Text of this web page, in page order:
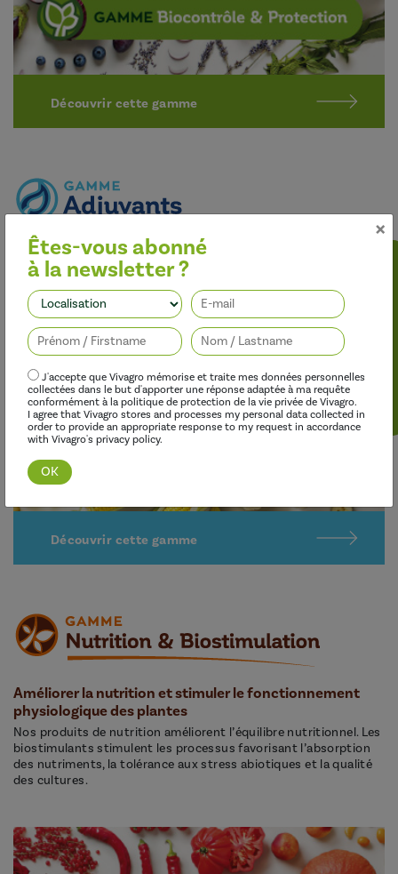
Découvrir cette gamme
Optimiser l’efficacité des traitements
Nos adjuvants permettent d’améliorer l’efficacité des
herbicides, des fongicides, des insecticides et des régulateurs de
croissance, tout en limitant leur impact sur l’environnement.
Découvrir cette gamme
Améliorer la nutrition et stimuler le fonctionnement
physiologique des plantes
Nos produits de nutrition améliorent l’équilibre nutritionnel. Les
biostimulants stimulent les processus favorisant l’absorption
des nutriments, la tolérance aux stress abiotiques et la qualité
des cultures.
×
Êtes-vous abonné
à la newsletter ?
J'accepte que Vivagro mémorise et traite mes données personnelles
collectées dans le but d'apporter une réponse adaptée à ma requête
conformément à la politique de protection de la vie privée de Vivagro.
I agree that Vivagro stores and processes my personal data collected in
order to provide an appropriate response to my request in accordance
with Vivagro's privacy policy.